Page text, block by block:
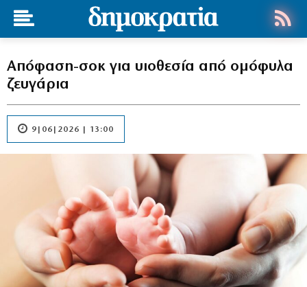
Απόφαση-σοκ για υιοθεσία από ομόφυλα
ζευγάρια
9|06|2026 | 13:00